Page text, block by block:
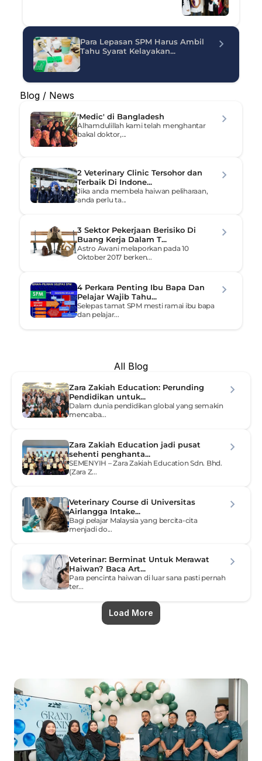
Para Lepasan SPM Harus Ambil
Tahu Syarat Kelayakan...
Blog / News
'Medic' di Bangladesh
Alhamdulillah kami telah menghantar
bakal doktor,...
2 Veterinary Clinic Tersohor dan
Terbaik Di Indone...
Jika anda membela haiwan peliharaan,
anda perlu ta...
3 Sektor Pekerjaan Berisiko Di
Buang Kerja Dalam T...
Astro Awani melaporkan pada 10
Oktober 2017 berken...
4 Perkara Penting Ibu Bapa Dan
Pelajar Wajib Tahu...
Selepas tamat SPM mesti ramai ibu bapa
dan pelajar...
All Blog
Zara Zakiah Education: Perunding
Pendidikan untuk...
Dalam dunia pendidikan global yang semakin
mencaba...
Zara Zakiah Education jadi pusat
sehenti penghanta...
SEMENYIH – Zara Zakiah Education Sdn. Bhd.
(Zara Z...
Veterinary Course di Universitas
Airlangga Intake...
Bagi pelajar Malaysia yang bercita-cita
menjadi do...
Veterinar: Berminat Untuk Merawat
Haiwan? Baca Art...
Para pencinta haiwan di luar sana pasti pernah
ter...
Load More